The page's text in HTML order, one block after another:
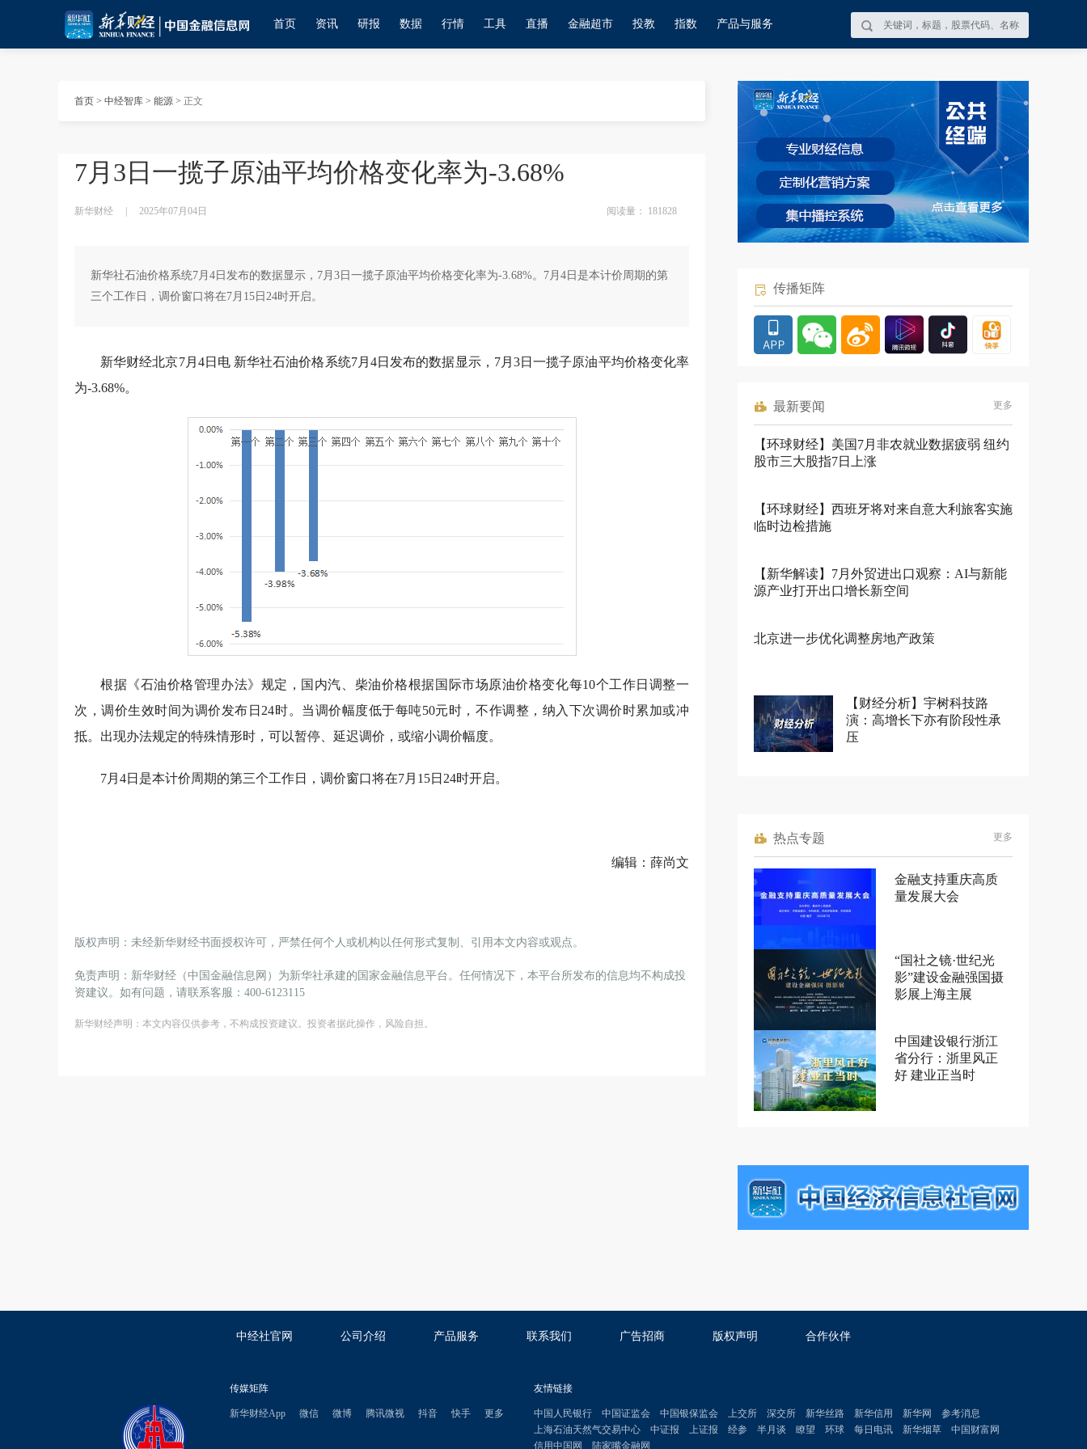
首页 资讯 研报 数据 行情 工具 直播 金融超市 投教 指数 产品与服务
首页 > 中经智库 > 能源 > 正文
7月3日一揽子原油平均价格变化率为-3.68%
新华财经 2025年07月04日 阅读量： 181828
新华社石油价格系统7月4日发布的数据显示，7月3日一揽子原油平均价格变化率为-3.68%。7月4日是本计价周期的第
三个工作日，调价窗口将在7月15日24时开启。
新华财经北京7月4日电 新华社石油价格系统7月4日发布的数据显示，7月3日一揽子原油平均价格变化率
为-3.68%。
根据《石油价格管理办法》规定，国内汽、柴油价格根据国际市场原油价格变化每10个工作日调整一
次，调价生效时间为调价发布日24时。当调价幅度低于每吨50元时，不作调整，纳入下次调价时累加或冲
抵。出现办法规定的特殊情形时，可以暂停、延迟调价，或缩小调价幅度。
7月4日是本计价周期的第三个工作日，调价窗口将在7月15日24时开启。
编辑：薛尚文
版权声明：未经新华财经书面授权许可，严禁任何个人或机构以任何形式复制、引用本文内容或观点。
免责声明：新华财经（中国金融信息网）为新华社承建的国家金融信息平台。任何情况下，本平台所发布的信息均不构成投
资建议。如有问题，请联系客服：400-6123115
新华财经声明：本文内容仅供参考，不构成投资建议。投资者据此操作，风险自担。
传播矩阵
最新要闻 更多
【环球财经】美国7月非农就业数据疲弱 纽约
股市三大股指7日上涨
【环球财经】西班牙将对来自意大利旅客实施
临时边检措施
【新华解读】7月外贸进出口观察：AI与新能
源产业打开出口增长新空间
北京进一步优化调整房地产政策
【财经分析】宇树科技路
演：高增长下亦有阶段性承
压
热点专题 更多
金融支持重庆高质
量发展大会
“国社之镜·世纪光
影”建设金融强国摄
影展上海主展
中国建设银行浙江
省分行：浙里风正
好 建业正当时
中经社官网 公司介绍 产品服务 联系我们 广告招商 版权声明 合作伙伴
传媒矩阵
新华财经App 微信 微博 腾讯微视 抖音 快手 更多
友情链接
中国人民银行 中国证监会 中国银保监会 上交所 深交所 新华丝路 新华信用 新华网
参考消息
上海石油天然气交易中心
中证报 上证报 经参 半月谈 瞭望 环球 每日电讯 新华烟草
中国财富网
信用中国网
陆家嘴金融网